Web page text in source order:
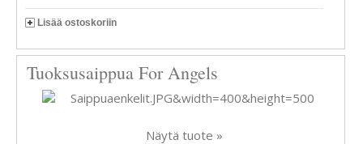
Lisää ostoskoriin
Tuoksusaippua For Angels
Näytä tuote »